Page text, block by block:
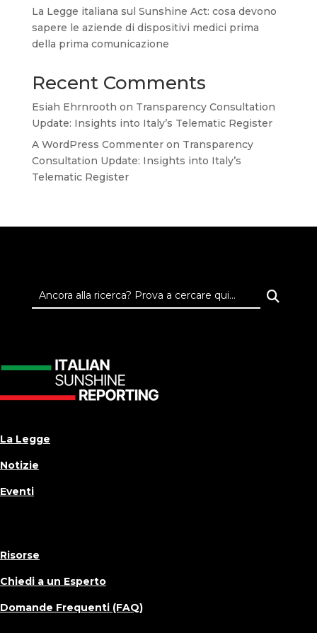
La Legge italiana sul Sunshine Act: cosa devono
sapere le aziende di dispositivi medici prima
della prima comunicazione
Recent Comments
Esiah Ehrnrooth on Transparency Consultation
Update: Insights into Italy’s Telematic Register
A WordPress Commenteron Transparency
Consultation Update: Insights into Italy’s
Telematic Register
La Legge
Notizie
Eventi
Risorse
Chiedi a un Esperto
Domande Frequenti (FAQ)